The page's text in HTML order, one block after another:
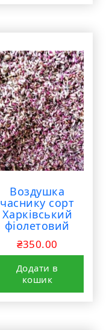
Воздушка
часнику сорт
Харківський
фіолетовий
₴350.00
Додати в
кошик